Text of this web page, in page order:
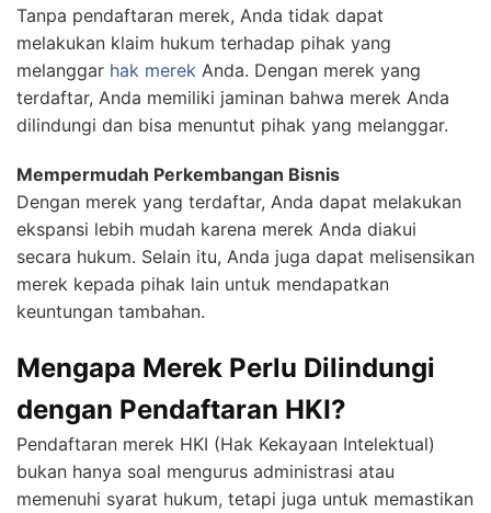
Tanpa pendaftaran merek, Anda tidak dapat
melakukan klaim hukum terhadap pihak yang
melanggar hak merek Anda. Dengan merek yang
terdaftar, Anda memiliki jaminan bahwa merek Anda
dilindungi dan bisa menuntut pihak yang melanggar.
Mempermudah Perkembangan Bisnis
Dengan merek yang terdaftar, Anda dapat melakukan
ekspansi lebih mudah karena merek Anda diakui
secara hukum. Selain itu, Anda juga dapat melisensikan
merek kepada pihak lain untuk mendapatkan
keuntungan tambahan.
Mengapa Merek Perlu Dilindungi
dengan Pendaftaran HKI?
Pendaftaran merek HKI (Hak Kekayaan Intelektual)
bukan hanya soal mengurus administrasi atau
memenuhi syarat hukum, tetapi juga untuk memastikan